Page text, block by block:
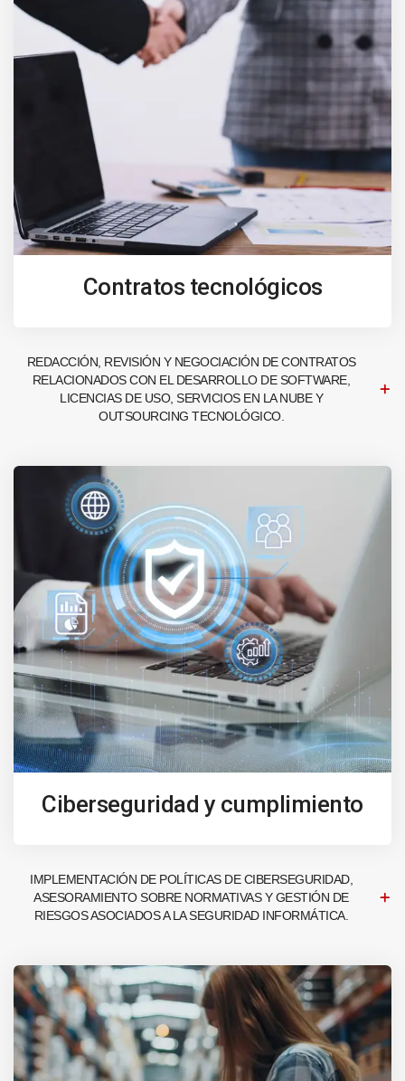
Contratos tecnológicos
REDACCIÓN, REVISIÓN Y NEGOCIACIÓN DE CONTRATOS
RELACIONADOS CON EL DESARROLLO DE SOFTWARE,
LICENCIAS DE USO, SERVICIOS EN LA NUBE Y
OUTSOURCING TECNOLÓGICO.
Ciberseguridad y cumplimiento
IMPLEMENTACIÓN DE POLÍTICAS DE CIBERSEGURIDAD,
ASESORAMIENTO SOBRE NORMATIVAS Y GESTIÓN DE
RIESGOS ASOCIADOS A LA SEGURIDAD INFORMÁTICA.